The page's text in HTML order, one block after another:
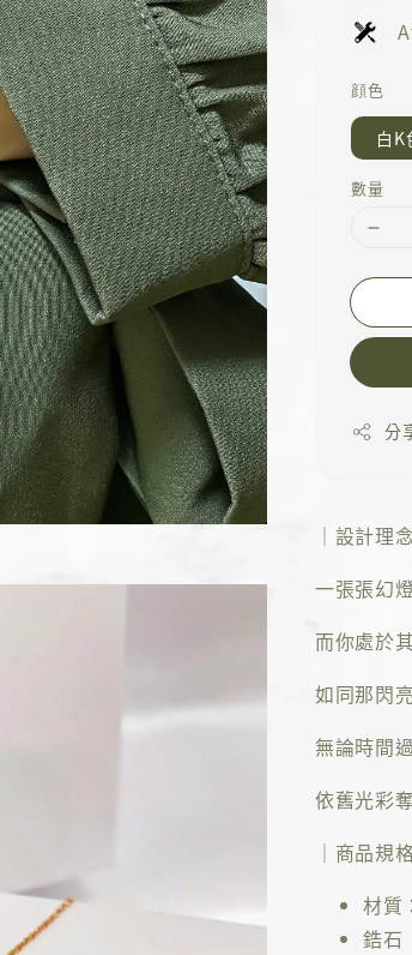
顔色
白K
數量
分
｜設計理
一張張幻
而你處於
如同那閃
無論時間
依舊光彩
｜商品規
材質
鋯石